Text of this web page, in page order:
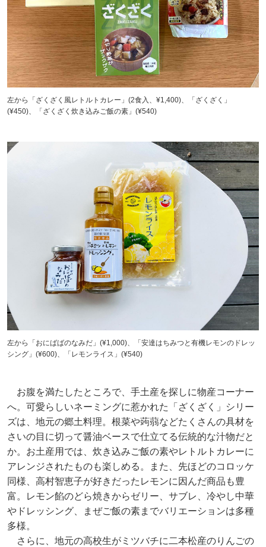
左から「ざくざく風レトルトカレー」(2食入、¥1,400)、「ざくざく」
(¥450)、「ざくざく炊き込みご飯の素」(¥540)
左から「おにばばのなみだ」(¥1,000)、「安達はちみつと有機レモンのドレッ
シング」(¥600)、「レモンライス」(¥540)
お腹を満たしたところで、手土産を探しに物産コーナー
へ。可愛らしいネーミングに惹かれた「ざくざく」シリー
ズは、地元の郷土料理。根菜や蒟蒻などたくさんの具材を
さいの目に切って醤油ベースで仕立てる伝統的な汁物だと
か。お土産用では、炊き込みご飯の素やレトルトカレーに
アレンジされたものも楽しめる。また、先ほどのコロッケ
同様、高村智恵子が好きだったレモンに因んだ商品も豊
富。レモン餡のどら焼きからゼリー、サブレ、冷やし中華
やドレッシング、まぜご飯の素までバリエーションは多種
多様。
さらに、地元の高校生がミツバチに二本松産のりんごの